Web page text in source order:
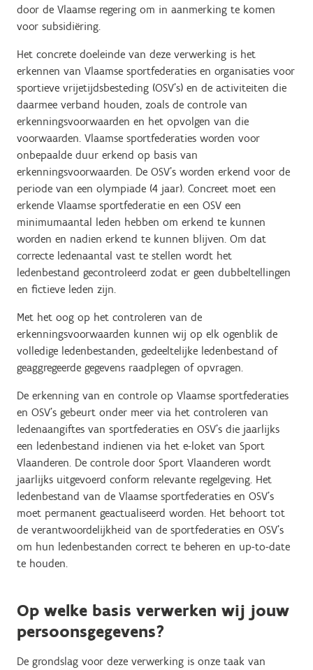
door de Vlaamse regering om in aanmerking te komen
voor subsidiëring.
Het concrete doeleinde van deze verwerking is het
erkennen van Vlaamse sportfederaties en organisaties voor
sportieve vrijetijdsbesteding (OSV’s) en de activiteiten die
daarmee verband houden, zoals de controle van
erkenningsvoorwaarden en het opvolgen van die
voorwaarden. Vlaamse sportfederaties worden voor
onbepaalde duur erkend op basis van
erkenningsvoorwaarden. De OSV’s worden erkend voor de
periode van een olympiade (4 jaar). Concreet moet een
erkende Vlaamse sportfederatie en een OSV een
minimumaantal leden hebben om erkend te kunnen
worden en nadien erkend te kunnen blijven. Om dat
correcte ledenaantal vast te stellen wordt het
ledenbestand gecontroleerd zodat er geen dubbeltellingen
en fictieve leden zijn.
Met het oog op het controleren van de
erkenningsvoorwaarden kunnen wij op elk ogenblik de
volledige ledenbestanden, gedeeltelijke ledenbestand of
geaggregeerde gegevens raadplegen of opvragen.
De erkenning van en controle op Vlaamse sportfederaties
en OSV’s gebeurt onder meer via het controleren van
ledenaangiftes van sportfederaties en OSV’s die jaarlijks
een ledenbestand indienen via het e-loket van Sport
Vlaanderen. De controle door Sport Vlaanderen wordt
jaarlijks uitgevoerd conform relevante regelgeving. Het
ledenbestand van de Vlaamse sportfederaties en OSV’s
moet permanent geactualiseerd worden. Het behoort tot
de verantwoordelijkheid van de sportfederaties en OSV’s
om hun ledenbestanden correct te beheren en up-to-date
te houden.
Op welke basis verwerken wij jouw
persoonsgegevens?
De grondslag voor deze verwerking is onze taak van